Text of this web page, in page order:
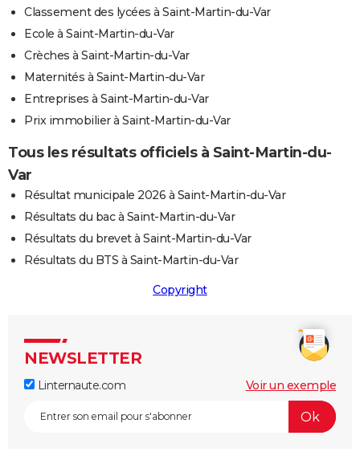
Classement des lycées à Saint-Martin-du-Var
Ecole à Saint-Martin-du-Var
Crèches à Saint-Martin-du-Var
Maternités à Saint-Martin-du-Var
Entreprises à Saint-Martin-du-Var
Prix immobilier à Saint-Martin-du-Var
Tous les résultats officiels à Saint-Martin-du-
Var
Résultat municipale 2026 à Saint-Martin-du-Var
Résultats du bac à Saint-Martin-du-Var
Résultats du brevet à Saint-Martin-du-Var
Résultats du BTS à Saint-Martin-du-Var
Copyright
NEWSLETTER
Linternaute.com Voir un exemple